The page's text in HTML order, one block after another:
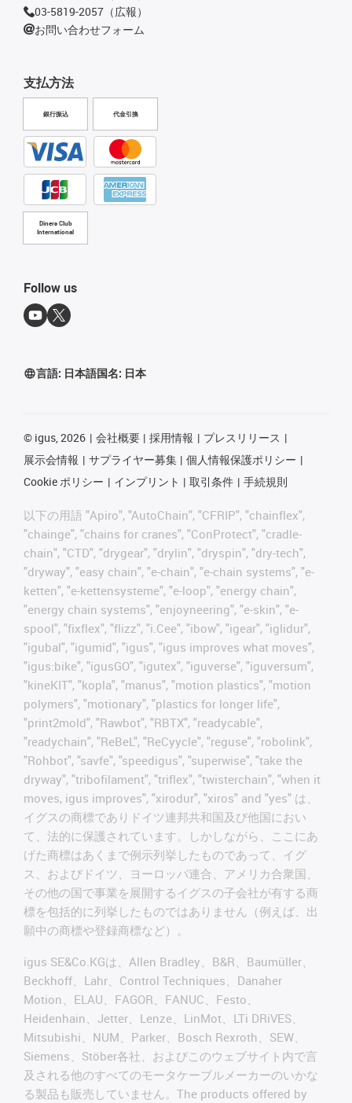
支払方法
銀行振込 代金引換
Diners Club
International
03-5819-2057（広報）
お問い合わせフォーム
Follow us
言語: 日本語国名: 日本
© igus, 2026 会社概要 採用情報
プレスリリース
展示会情報
サプライヤー募集
個人情報保護ポリシー
Cookie ポリシー
インプリント 取引条件 手続規則
以下の用語 "Apiro", "AutoChain", "CFRIP", "chainflex",
"chainge", "chains for cranes", "ConProtect", "cradle-
chain", "CTD", "drygear", "drylin", "dryspin", "dry-tech",
"dryway", "easy chain", "e-chain", "e-chain systems", "e-
ketten", "e-kettensysteme", "e-loop", "energy chain",
"energy chain systems", "enjoyneering", "e-skin", "e-
spool", "fixflex", "flizz", "i.Cee", "ibow", "igear", "iglidur",
"igubal", "igumid", "igus", "igus improves what moves",
"igus:bike", "igusGO", "igutex", "iguverse", "iguversum",
"kineKIT", "kopla", "manus", "motion plastics", "motion
polymers", "motionary", "plastics for longer life",
"print2mold", "Rawbot", "RBTX", "readycable",
"readychain", "ReBeL", "ReCyycle", "reguse", "robolink",
"Rohbot", "savfe", "speedigus", "superwise", "take the
dryway", "tribofilament", "triflex", "twisterchain", "when it
moves, igus improves", "xirodur", "xiros" and "yes" は、
イグスの商標でありドイツ連邦共和国及び他国におい
て、法的に保護されています。しかしながら、ここにあ
げた商標はあくまで例示列挙したものであって、イグ
ス、およびドイツ、ヨーロッパ連合、アメリカ合衆国、
その他の国で事業を展開するイグスの子会社が有する商
標を包括的に列挙したものではありません（例えば、出
願中の商標や登録商標など）。
igus SE&Co.KGは、Allen Bradley、B&R、Baumüller、
Beckhoff、Lahr、Control Techniques、Danaher
Motion、ELAU、FAGOR、FANUC、Festo、
Heidenhain、Jetter、Lenze、LinMot、LTi DRiVES、
Mitsubishi、NUM、Parker、Bosch Rexroth、SEW、
Siemens、Stöber各社、およびこのウェブサイト内で言
及される他のすべてのモータケーブルメーカーのいかな
る製品も販売していません。The products offered by